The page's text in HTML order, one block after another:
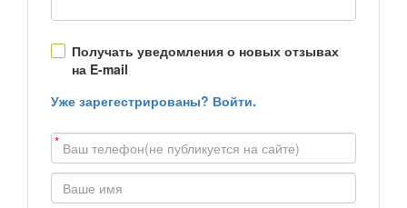
Получать уведомления о новых отзывах
на E-mail
Уже зарегестрированы? Войти.
*